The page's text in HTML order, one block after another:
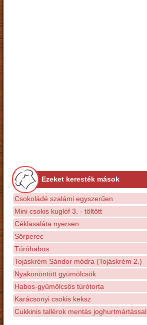
Ezeket keresték mások
Csokoládé szalámi egyszerűen
Mini csokis kuglóf 3. - töltött
Céklasaláta nyersen
Sörperec
Túróhabos
Tojáskrém Sándor módra (Tojáskrém 2.)
Nyakonöntött gyümölcsök
Habos-gyümölcsös túrótorta
Karácsonyi csokis keksz
Cukkinis tallérok mentás joghurtmártással